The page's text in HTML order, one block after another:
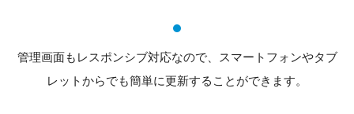
管理画面もレスポンシブ対応なので、スマートフォンやタブ
レットからでも簡単に更新することができます。